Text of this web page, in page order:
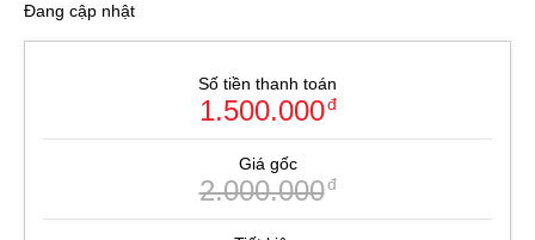
Đang cập nhật
Số tiền thanh toán
1.500.000đ
Giá gốc
2.000.000đ